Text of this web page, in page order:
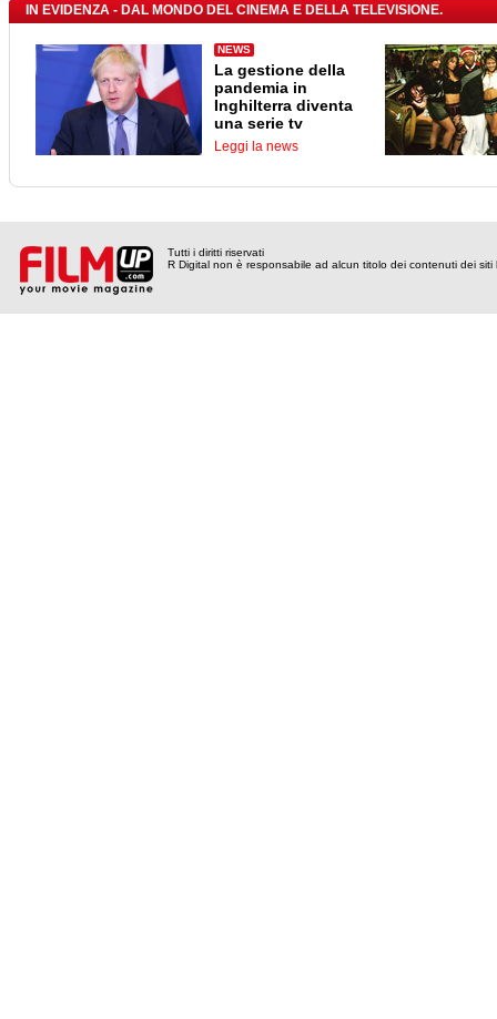
IN EVIDENZA - DAL MONDO DEL CINEMA E DELLA TELEVISIONE.
NEWS
La gestione della
pandemia in
Inghilterra diventa
una serie tv
Leggi la news
Tutti i diritti riservati
R Digital non è responsabile ad alcun titolo dei contenuti dei siti